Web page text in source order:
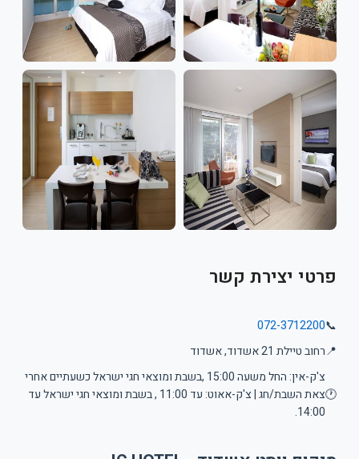
פרטי יצירת קשר
📞
072-3712200
📍רחוב טיילת 21 אשדוד, אשדוד
🕐
צ'ק-אין: החל משעה 15:00 ,בשבת ומוצאי חגי ישראל כשעתיים אחרי
צאת השבת/חג | צ'ק-אאוט: עד 11:00 , בשבת ומוצאי חגי ישראל עד
14:00.